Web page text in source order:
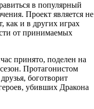
в популярный
Проект является не
как и в других играх
от принимаемых
принято, поделен на
Протагонистом
боготворит
убивших Дракона